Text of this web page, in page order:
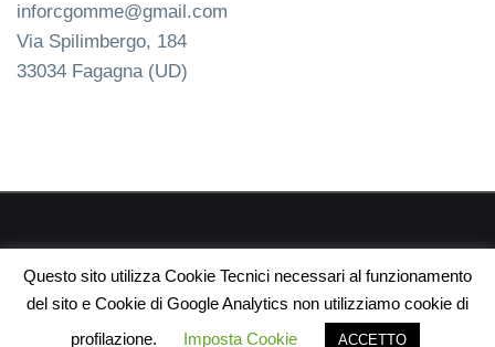
inforcgomme@gmail.com
Via Spilimbergo, 184
33034 Fagagna (UD)
webdesign
Questo sito utilizza Cookie Tecnici necessari al funzionamento
del sito e Cookie di Google Analytics non utilizziamo cookie di
profilazione.
Imposta Cookie ACCETTO